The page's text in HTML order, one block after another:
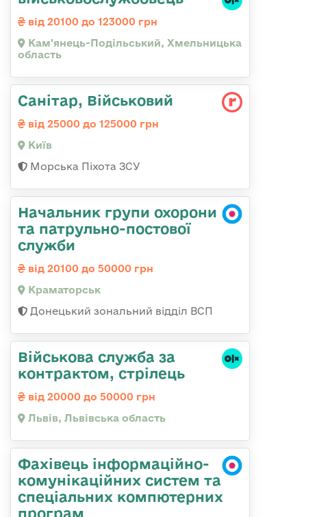
від 20100 до 123000 грн
Кам'янець-Подільський, Хмельницька
область
Санітар, Військовий
від 25000 до 125000 грн
Київ
Морська Піхота ЗСУ
Начальник групи охорони
та патрульно-постової
служби
від 20100 до 50000 грн
Краматорськ
Донецький зональний відділ ВСП
Військова служба за
контрактом, стрілець
від 20000 до 50000 грн
Львів, Львівська область
Фахівець інформаційно-
комунікаційних систем та
спеціальних компютерних
програм